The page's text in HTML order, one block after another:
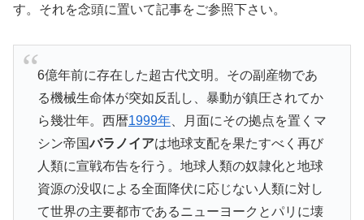
す。それを念頭に置いて記事をご参照下さい。
6億年前に存在した超古代文明。その副産物であ
る機械生命体が突如反乱し、暴動が鎮圧されてか
ら幾壮年。西暦1999年、月面にその拠点を置くマ
シン帝国バラノイアは地球支配を果たすべく再び
人類に宣戦布告を行う。地球人類の奴隷化と地球
資源の没収による全面降伏に応じない人類に対し
て世界の主要都市であるニューヨークとパリに壊